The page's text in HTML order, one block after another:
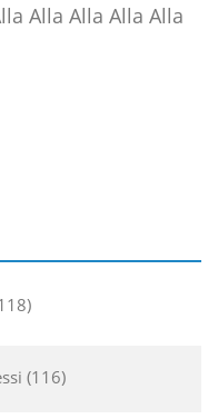
Alla Alla Alla Alla
116